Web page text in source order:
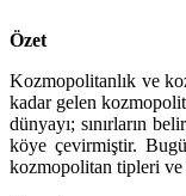
Özet
Kozmopolitanlık ve
kadar gelen
dünyayı; sınırların
köye çevirmiştir.
kozmopolitan tipleri